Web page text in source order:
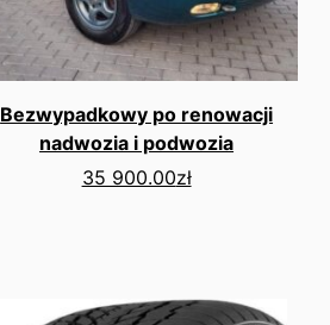
Bezwypadkowy po renowacji
nadwozia i podwozia
35 900.00zł